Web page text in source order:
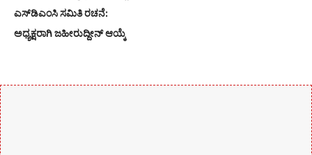
ಎಸ್‌ಡಿಎಂಸಿ ಸಮಿತಿ ರಚನೆ:
ಅಧ್ಯಕ್ಷರಾಗಿ ಜಹೀರುದ್ದೀನ್ ಆಯ್ಕೆ